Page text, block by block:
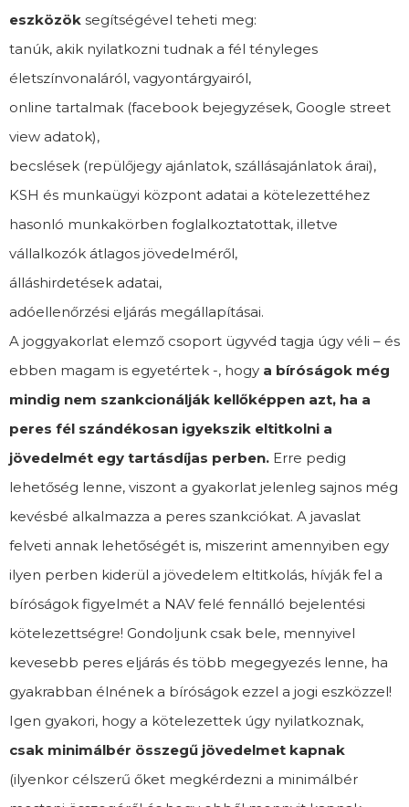
eszközök segítségével teheti meg:
tanúk, akik nyilatkozni tudnak a fél tényleges
életszínvonaláról, vagyontárgyairól,
online tartalmak (facebook bejegyzések, Google street
view adatok),
becslések (repülőjegy ajánlatok, szállásajánlatok árai),
KSH és munkaügyi központ adatai a kötelezettéhez
hasonló munkakörben foglalkoztatottak, illetve
vállalkozók átlagos jövedelméről,
álláshirdetések adatai,
adóellenőrzési eljárás megállapításai.
A joggyakorlat elemző csoport ügyvéd tagja úgy véli – és
ebben magam is egyetértek -, hogy a bíróságok még
mindig nem szankcionálják kellőképpen azt, ha a
peres fél szándékosan igyekszik eltitkolni a
jövedelmét egy tartásdíjas perben. Erre pedig
lehetőség lenne, viszont a gyakorlat jelenleg sajnos még
kevésbé alkalmazza a peres szankciókat. A javaslat
felveti annak lehetőségét is, miszerint amennyiben egy
ilyen perben kiderül a jövedelem eltitkolás, hívják fel a
bíróságok figyelmét a NAV felé fennálló bejelentési
kötelezettségre! Gondoljunk csak bele, mennyivel
kevesebb peres eljárás és több megegyezés lenne, ha
gyakrabban élnének a bíróságok ezzel a jogi eszközzel!
Igen gyakori, hogy a kötelezettek úgy nyilatkoznak,
csak minimálbér összegű jövedelmet kapnak
(ilyenkor célszerű őket megkérdezni a minimálbér